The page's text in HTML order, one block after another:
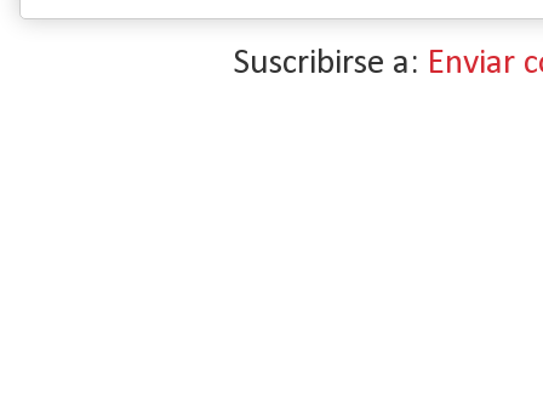
Suscribirse a: Enviar